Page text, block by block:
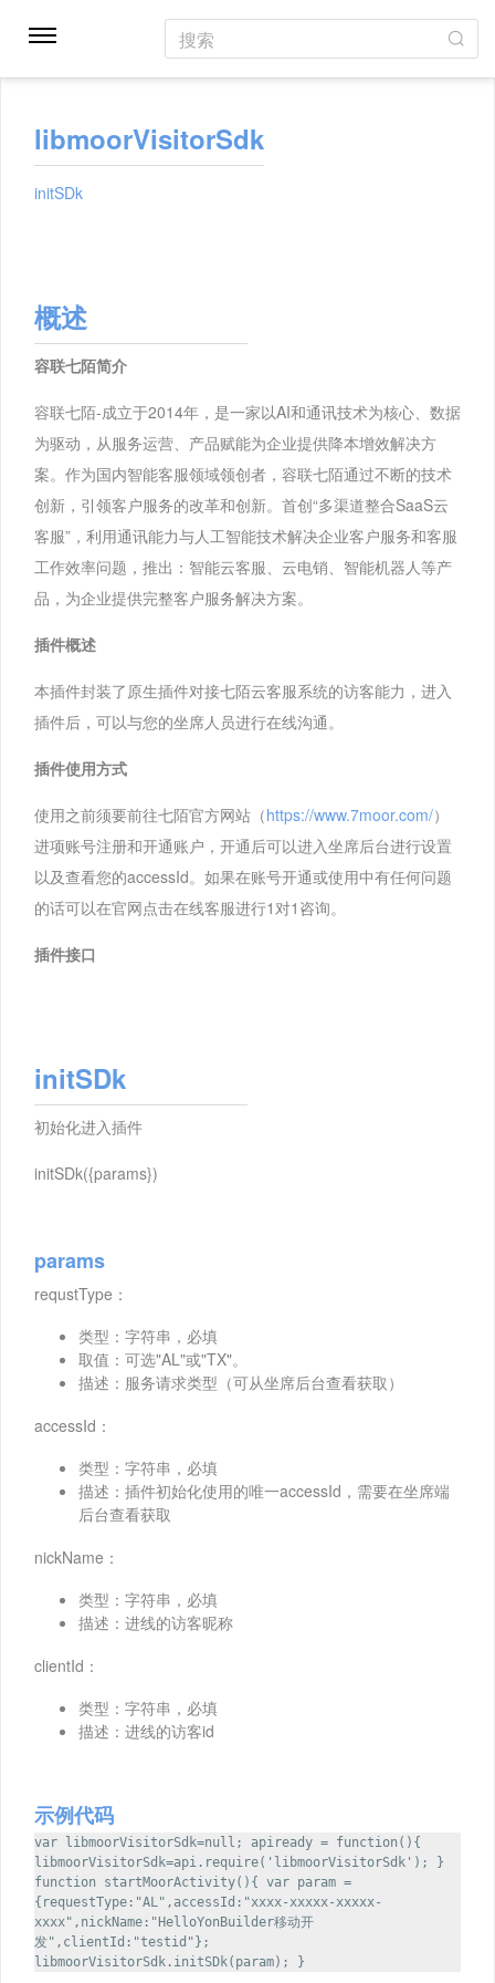
搜索
libmoorVisitorSdk
initSDk
概述
容联七陌简介
容联七陌-成立于2014年，是一家以AI和通讯技术为核心、数据
为驱动，从服务运营、产品赋能为企业提供降本增效解决方
案。作为国内智能客服领域领创者，容联七陌通过不断的技术
创新，引领客户服务的改革和创新。首创“多渠道整合SaaS云
客服”，利用通讯能力与人工智能技术解决企业客户服务和客服
工作效率问题，推出：智能云客服、云电销、智能机器人等产
品，为企业提供完整客户服务解决方案。
插件概述
本插件封装了原生插件对接七陌云客服系统的访客能力，进入
插件后，可以与您的坐席人员进行在线沟通。
插件使用方式
使用之前须要前往七陌官方网站（https://www.7moor.com/）
进项账号注册和开通账户，开通后可以进入坐席后台进行设置
以及查看您的accessId。如果在账号开通或使用中有任何问题
的话可以在官网点击在线客服进行1对1咨询。
插件接口
initSDk
初始化进入插件
initSDk({params})
params
requstType：
类型：字符串，必填
取值：可选"AL"或"TX"。
描述：服务请求类型（可从坐席后台查看获取）
accessId：
类型：字符串，必填
描述：插件初始化使用的唯一accessId，需要在坐席端
后台查看获取
nickName：
类型：字符串，必填
描述：进线的访客昵称
clientId：
类型：字符串，必填
描述：进线的访客id
示例代码
var libmoorVisitorSdk=null; apiready = function(){
libmoorVisitorSdk=api.require('libmoorVisitorSdk'); }
function startMoorActivity(){ var param =
{requestType:"AL",accessId:"xxxx-xxxxx-xxxxx-
xxxx",nickName:"HelloYonBuilder移动开
发",clientId:"testid"};
libmoorVisitorSdk.initSDk(param); }